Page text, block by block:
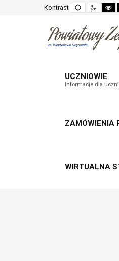
Kontrast
Default
mode
Night
mode
UCZNIOWIE
Informacje dla
ZAMÓWIENIA
WIRTUALNA